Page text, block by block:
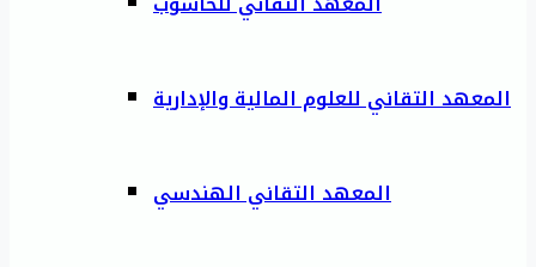
المعهد التقاني للعلوم المالية والإدارية
المعهد التقاني الهندسي